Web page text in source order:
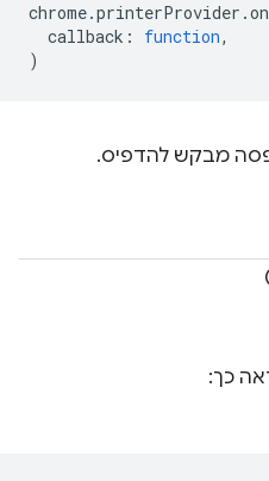
chrome.printerProvider .
callback : function,
)
מבקש להדפיס.
כך: